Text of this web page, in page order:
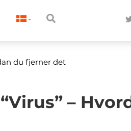
du fjerner det
–